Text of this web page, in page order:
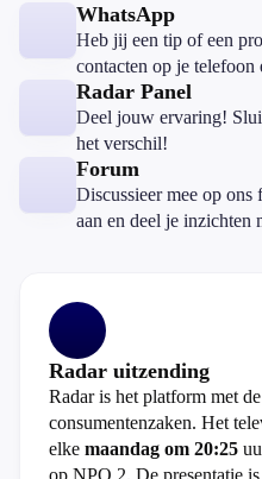
WhatsApp
Heb jij een tip of een
contacten op je telefoon
Radar Panel
Deel jouw ervaring!
het verschil!
Forum
Discussieer mee op
aan en deel je inzichten
Radar uitzending
Radar is het platform met
consumentenzaken. Het
elke maandag om 20:25
op NPO 2. De presentatie